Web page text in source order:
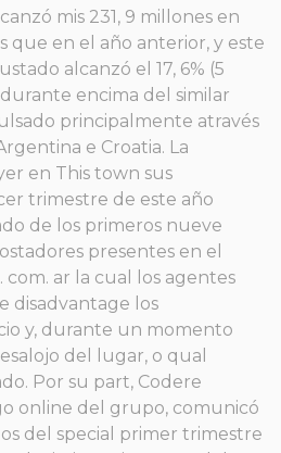
mis 231, 9 millones en
que en el año anterior, y este
alcanzó el 17, 6% (5
encima del similar
principalmente através
e Croatia. La
en This town sus
trimestre de este año
de los primeros nueve
presentes en el
com. ar la cual los agentes
disadvantage los
y, durante un momento
del lugar, o qual
Por su part, Codere
online del grupo, comunicó
del special primer trimestre